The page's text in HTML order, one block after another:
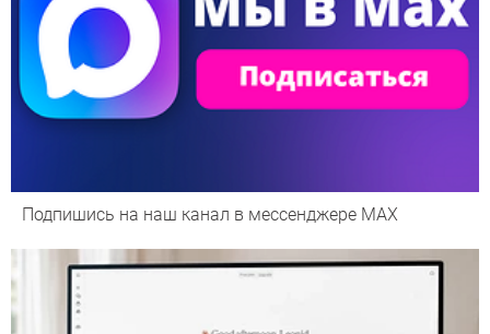
Подпишись на наш канал в мессенджере МАХ